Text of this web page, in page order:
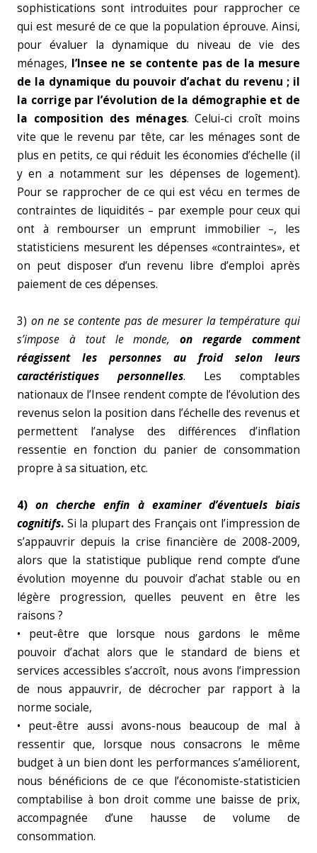
sophistications sont introduites pour rapprocher ce
qui est mesuré de ce que la population éprouve. Ainsi,
pour évaluer la dynamique du niveau de vie des
ménages, l’Insee ne se contente pas de la mesure
de la dynamique du pouvoir d’achat du revenu ; il
la corrige par l’évolution de la démographie et de
la composition des ménages. Celui-ci croît moins
vite que le revenu par tête, car les ménages sont de
plus en petits, ce qui réduit les économies d’échelle (il
y en a notamment sur les dépenses de logement).
Pour se rapprocher de ce qui est vécu en termes de
contraintes de liquidités – par exemple pour ceux qui
ont à rembourser un emprunt immobilier –, les
statisticiens mesurent les dépenses «contraintes», et
on peut disposer d’un revenu libre d’emploi après
paiement de ces dépenses.
3) on ne se contente pas de mesurer la température qui
s’impose à tout le monde,on regarde comment
réagissent les personnes au froid selon leurs
caractéristiques personnelles. Les comptables
nationaux de l’Insee rendent compte de l’évolution des
revenus selon la position dans l’échelle des revenus et
permettent l’analyse des différences d’inflation
ressentie en fonction du panier de consommation
propre à sa situation, etc.
4)on cherche enfin à examiner d’éventuels biais
cognitifs. Si la plupart des Français ont l’impression de
s’appauvrir depuis la crise financière de 2008-2009,
alors que la statistique publique rend compte d’une
évolution moyenne du pouvoir d’achat stable ou en
légère progression, quelles peuvent en être les
raisons ?
• peut-être que lorsque nous gardons le même
pouvoir d’achat alors que le standard de biens et
services accessibles s’accroît, nous avons l’impression
de nous appauvrir, de décrocher par rapport à la
norme sociale,
• peut-être aussi avons-nous beaucoup de mal à
ressentir que, lorsque nous consacrons le même
budget à un bien dont les performances s’améliorent,
nous bénéficions de ce que l’économiste-statisticien
comptabilise à bon droit comme une baisse de prix,
accompagnée d’une hausse de volume de
consommation.